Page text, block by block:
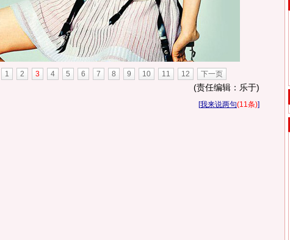
1 2 3 4 5 6 7 8 9 10 11 12 下一页
(责任编辑：乐于)
[我来说两句(11条)]